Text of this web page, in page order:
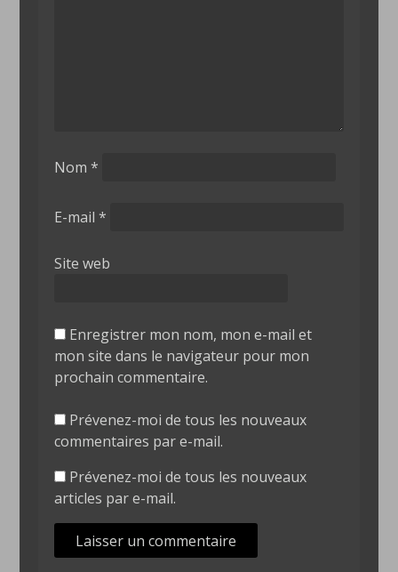
Nom *
E-mail *
Site web
Enregistrer mon nom, mon e-mail et
mon site dans le navigateur pour mon
prochain commentaire.
Prévenez-moi de tous les nouveaux
commentaires par e-mail.
Prévenez-moi de tous les nouveaux
articles par e-mail.